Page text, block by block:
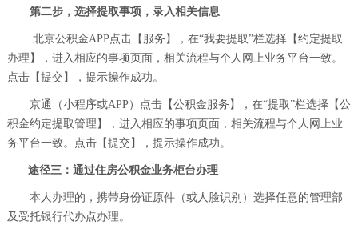
第二步，选择提取事项，录入相关信息
北京公积金APP点击【服务】，在“我要提取”栏选择【约定提取
办理】，进入相应的事项页面，相关流程与个人网上业务平台一致。
点击【提交】，提示操作成功。
京通（小程序或APP）点击【公积金服务】，在“提取”栏选择【公
积金约定提取管理】，进入相应的事项页面，相关流程与个人网上业
务平台一致。点击【提交】，提示操作成功。
途径三：通过住房公积金业务柜台办理
本人办理的，携带身份证原件（或人脸识别）选择任意的管理部
及受托银行代办点办理。